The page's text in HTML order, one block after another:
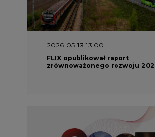
2026-05-13 13:00
FLIX opublikował raport
zrównoważonego rozwoju 2025